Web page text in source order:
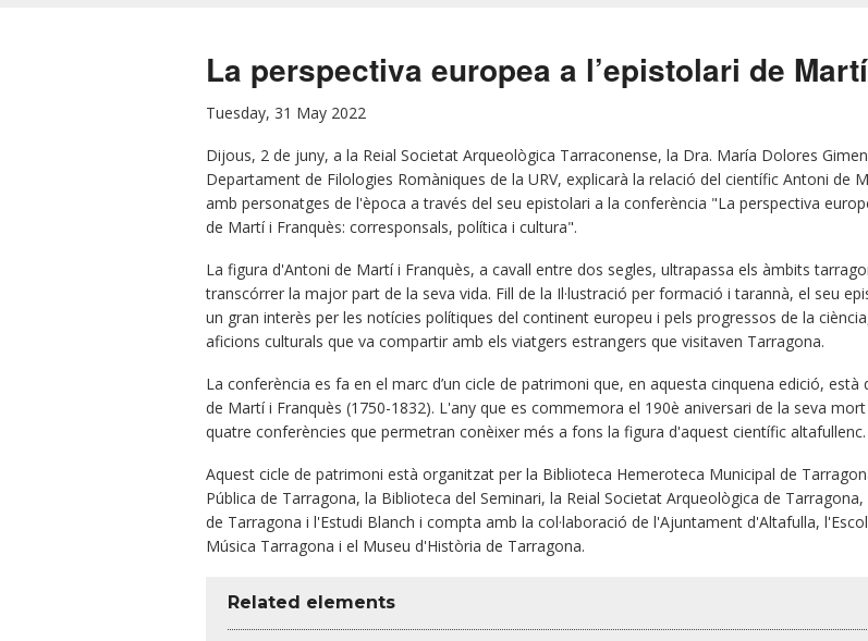
La perspectiva europea a l’epistolari de
Tuesday, 31 May 2022
Dijous, 2 de juny, a la Reial Societat Arqueològica Tarraconense, la Dra. María Dolores
Departament de Filologies Romàniques de la URV, explicarà la relació del científic Antoni de
amb personatges de l'època a través del seu epistolari a la conferència "La perspectiva
de Martí i Franquès: corresponsals, política i cultura".
La figura d'Antoni de Martí i Franquès, a cavall entre dos segles, ultrapassa els àmbits
transcórrer la major part de la seva vida. Fill de la Il·lustració per formació i tarannà, el seu
un gran interès per les notícies polítiques del continent europeu i pels progressos de la
aficions culturals que va compartir amb els viatgers estrangers que visitaven Tarragona.
La conferència es fa en el marc d’un cicle de patrimoni que, en aquesta cinquena edició, està
de Martí i Franquès (1750-1832). L'any que es commemora el 190è aniversari de la seva
quatre conferències que permetran conèixer més a fons la figura d'aquest científic altafullenc.
Aquest cicle de patrimoni està organitzat per la Biblioteca Hemeroteca Municipal de
Pública de Tarragona, la Biblioteca del Seminari, la Reial Societat Arqueològica de
de Tarragona i l'Estudi Blanch i compta amb la col·laboració de l'Ajuntament d'Altafulla,
Música Tarragona i el Museu d'Història de Tarragona.
Related elements